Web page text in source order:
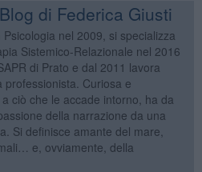
di Federica Giusti
nel 2009, si specializza
Sistemico-Relazionale nel 2016
di Prato e dal 2011 lavora
professionista. Curiosa e
ciò che le accade intorno, ha da
della narrazione da una
Si definisce amante del mare,
e, ovviamente, della